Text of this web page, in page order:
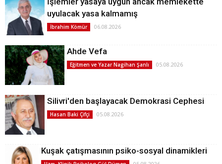
uyulacak yasa kalmamış
İbrahim Kömür 06.08.2026
Ahde Vefa
Eğitmen ve Yazar Nagihan Şanlı 05.08.2026
Silivri'den başlayacak Demokrasi Cephesi
Hasan Baki Çifçi 05.08.2026
Kuşak çatışmasının psiko-sosyal dinamikleri